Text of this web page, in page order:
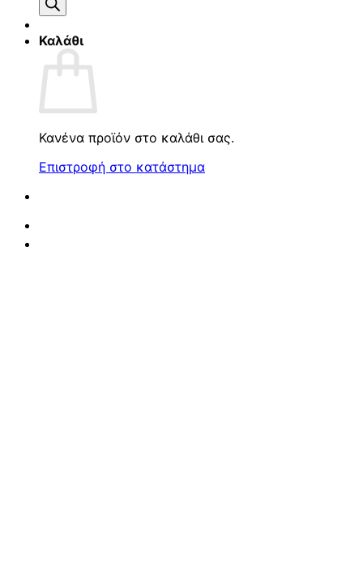
Καλάθι
Κανένα προϊόν στο καλάθι σας.
Επιστροφή στο κατάστημα